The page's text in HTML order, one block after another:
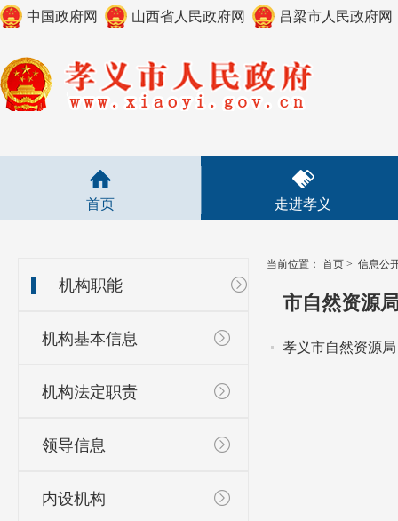
中国政府网 山西省人民政府网 吕梁市人民政府网
首页 走进孝义
机构职能
机构基本信息
机构法定职责
领导信息
内设机构
当前位置： 首页 > 信息公
市自然资源
孝义市自然资源局